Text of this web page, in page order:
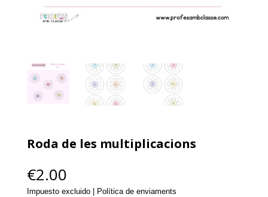
Roda de les multiplicacions
€2.00
Impuesto excluido | Política de enviaments